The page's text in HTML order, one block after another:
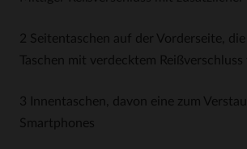
2 Seitentaschen auf der Vorderseite,
Taschen mit verdecktem Reißverschluss
3 Innentaschen, davon eine zum
Smartphones